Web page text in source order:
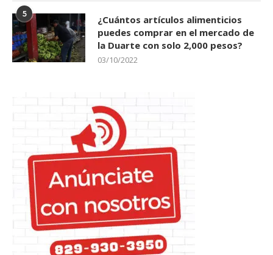
5
¿Cuántos artículos alimenticios
puedes comprar en el mercado de
la Duarte con solo 2,000 pesos?
03/10/2022